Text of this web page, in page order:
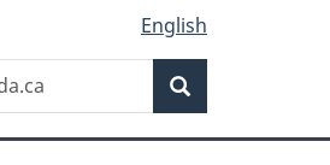
English